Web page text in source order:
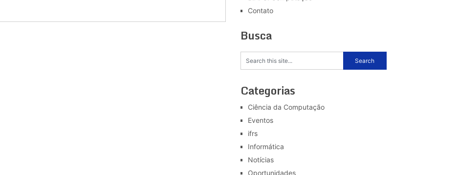
Contato
Busca
Categorias
Ciência da Computação
Eventos
ifrs
Informática
Notícias
Oportunidades